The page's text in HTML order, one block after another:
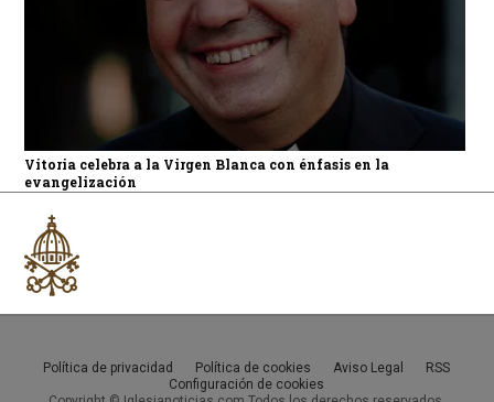
Vitoria celebra a la Virgen Blanca con énfasis en la
evangelización
Política de privacidad Política de cookies Aviso Legal
RSS
Configuración de cookies